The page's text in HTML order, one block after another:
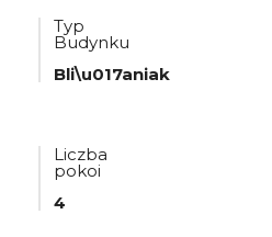
Typ
Budynku
Bli\u017aniak
Liczba
pokoi
4